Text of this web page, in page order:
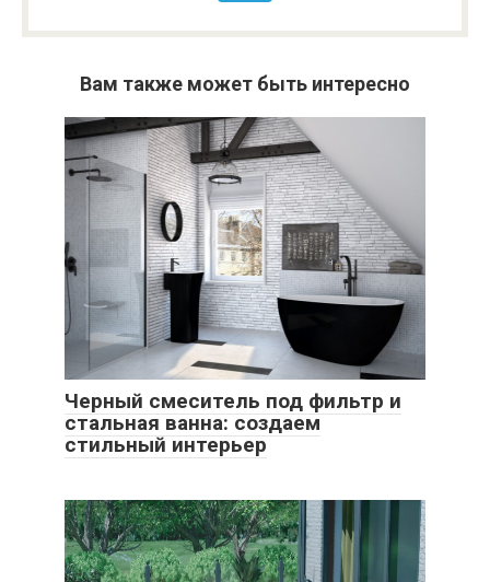
Вам также может быть интересно
Черный смеситель под фильтр и
стальная ванна: создаем
стильный интерьер